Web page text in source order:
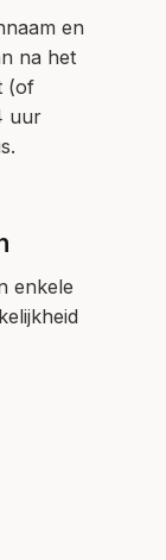
en
na het
(of
uur
enkele